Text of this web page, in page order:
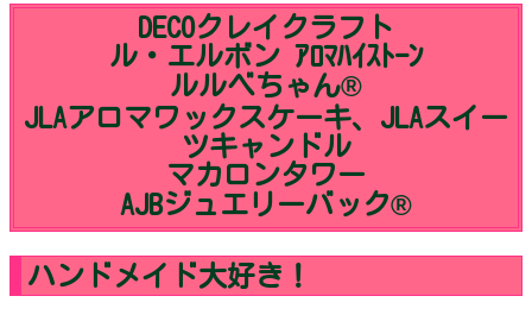
DECOクレイクラフト
ル・エルボン ｱﾛﾏﾊｲｽﾄｰﾝ
ルルベちゃん®︎
JLAアロマワックスケーキ、JLAスイー
ツキャンドル
マカロンタワー
AJBジュエリーバック®︎
ハンドメイド大好き！